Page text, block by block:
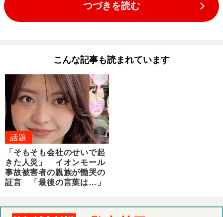
つづきを読む
こんな記事も読まれています
話題
「そもそも会社のせいで起
きた人災」 イオンモール
事故被害者の親族が慟哭の
証言 「最後の言葉は…」